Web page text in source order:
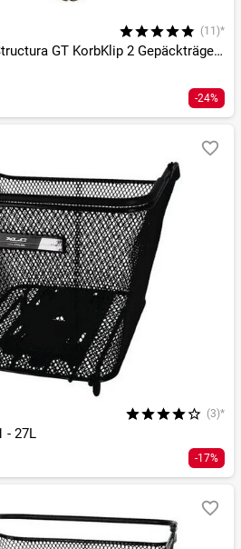
(11)*
KLICKfix by Rixen&Kaul Structura GT KorbKlip 2 Gepäckträgerkorb
-24%
(3)*
- 27L
-17%